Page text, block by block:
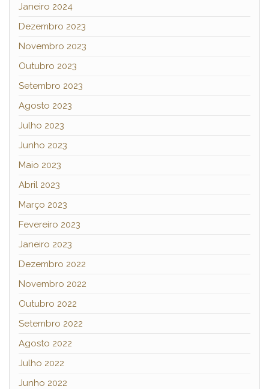
Janeiro 2024
Dezembro 2023
Novembro 2023
Outubro 2023
Setembro 2023
Agosto 2023
Julho 2023
Junho 2023
Maio 2023
Abril 2023
Março 2023
Fevereiro 2023
Janeiro 2023
Dezembro 2022
Novembro 2022
Outubro 2022
Setembro 2022
Agosto 2022
Julho 2022
Junho 2022